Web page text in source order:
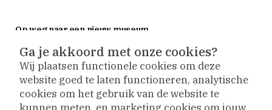
Op weg naar een nieuw museum
Museum Prinsenhof Delft is tijdelijk gesloten voor
verbouwing en vernieuwing.
Tijdens de verbouwing nemen we onze bezoekers
actief mee naar buiten. De collectie is op
verschillende plekken te zien en activiteiten vinden
Ga je akkoord met onze cookies?
Wij plaatsen functionele cookies om deze
website goed te laten functioneren, analytische
cookies om het gebruik van de website te